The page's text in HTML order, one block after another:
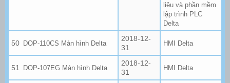
liệu và phần mềm
lập trình PLC
Delta
DOP-110CS Màn hình Delta
2018-12-
31
HMI Delta
DOP-107EG Màn hình Delta
2018-12-
31
HMI Delta